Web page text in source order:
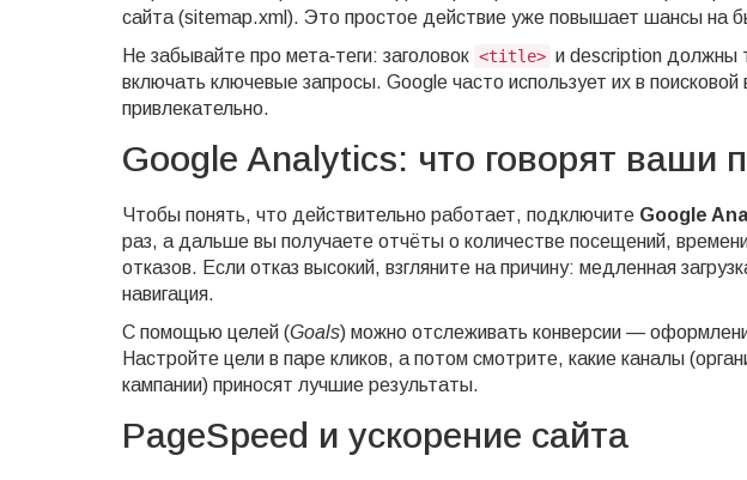
сайта (sitemap.xml). Это простое действие уже повышает шансы на
Не забывайте про мета‑теги: заголовок <title> и description должны
включать ключевые запросы. Google часто использует их в
привлекательно.
Google Analytics: что говорят ваши
Чтобы понять, что действительно работает, подключите Google
раз, а дальше вы получаете отчёты о количестве посещений,
отказов. Если отказ высокий, взгляните на причину: медленная
навигация.
С помощью целей (Goals) можно отслеживать конверсии —
Настройте цели в паре кликов, а потом смотрите, какие каналы
кампании) приносят лучшие результаты.
PageSpeed и ускорение сайта